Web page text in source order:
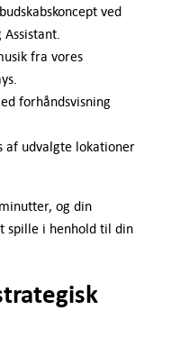
ved
fra vores
forhåndsvisning
udvalgte lokationer
og din
spille i henhold til din